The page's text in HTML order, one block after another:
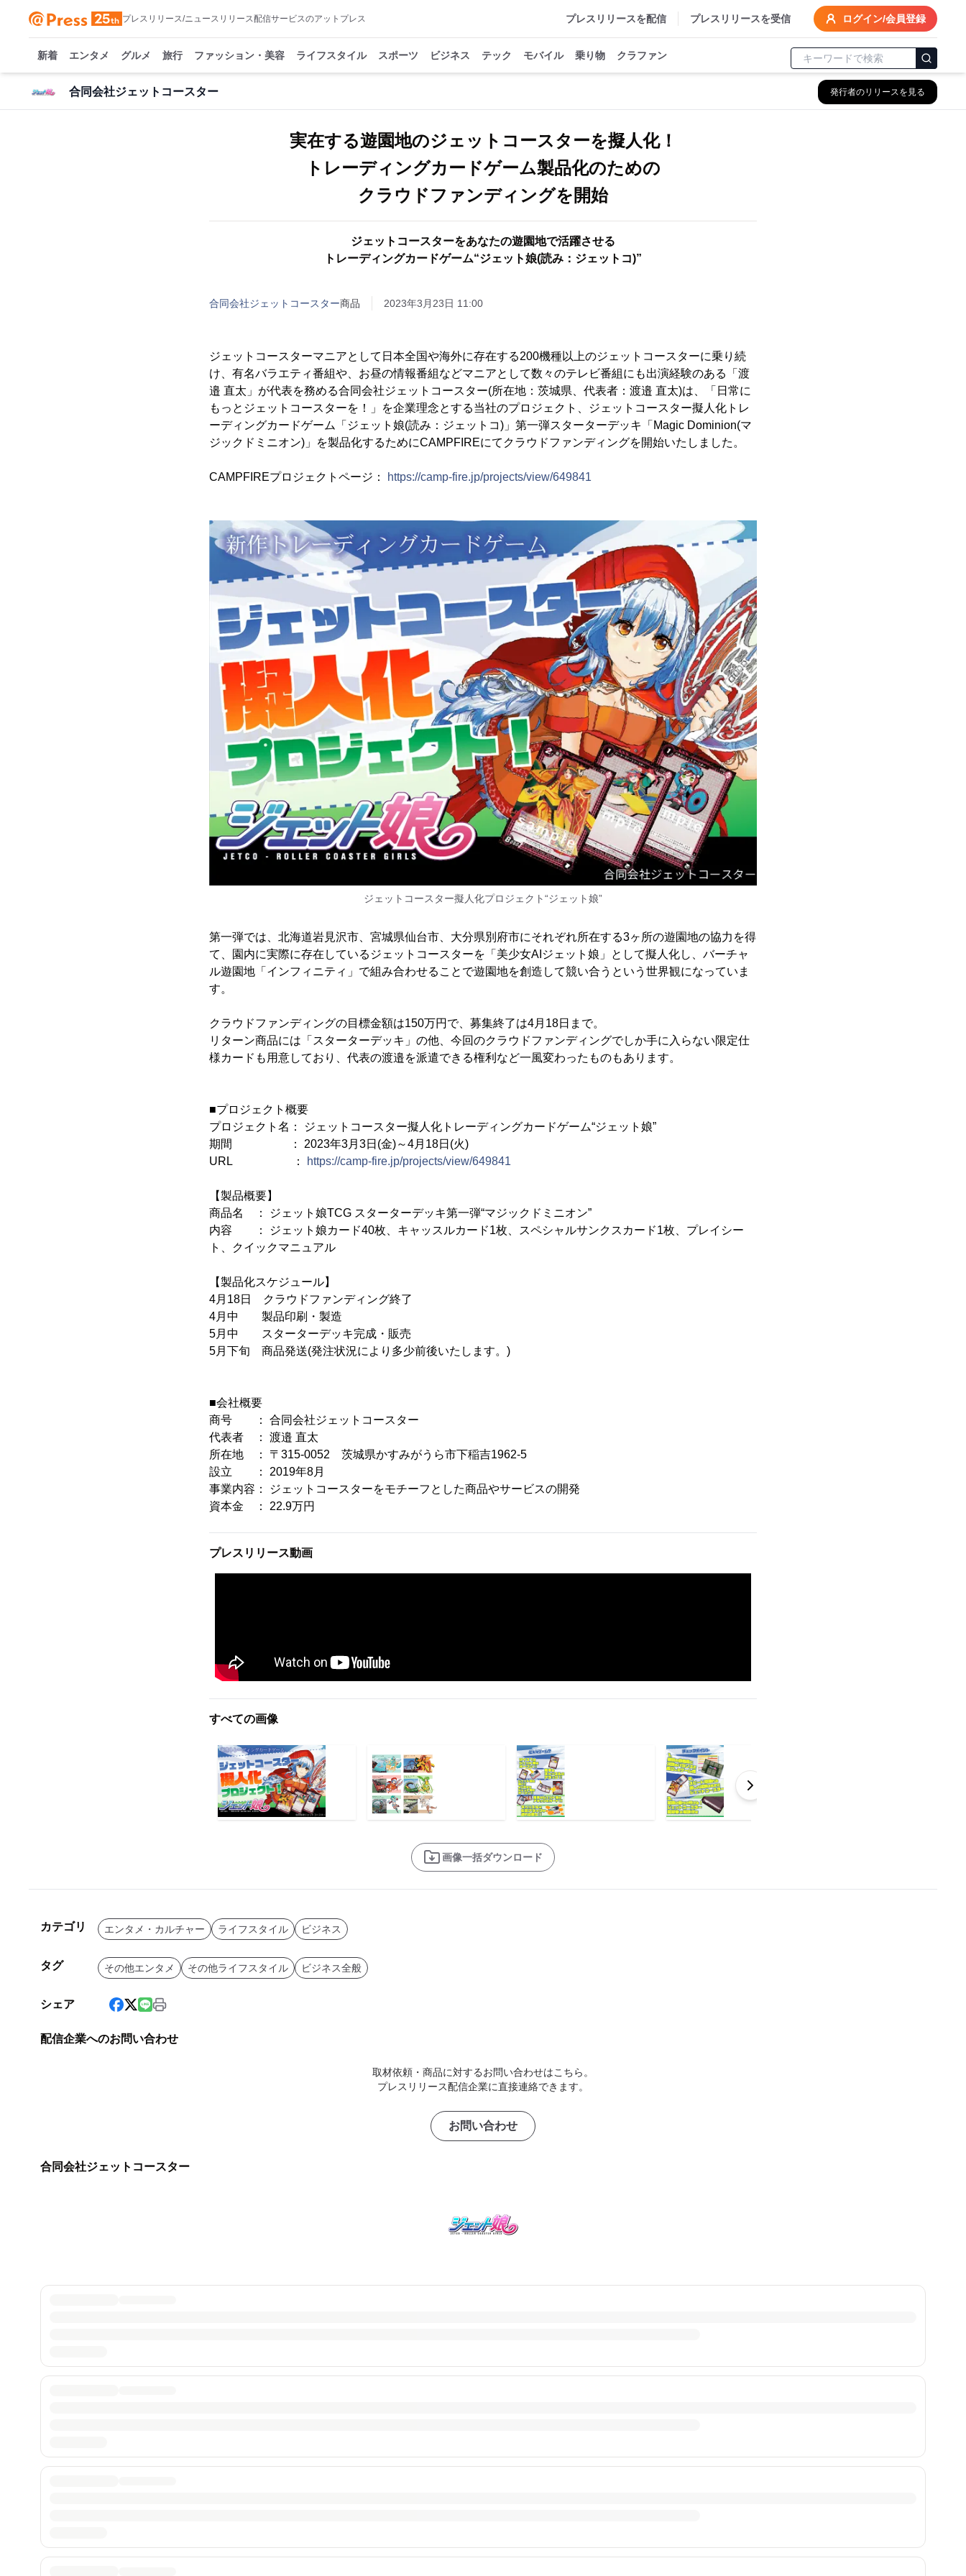
プレスリリース/ニュースリリース配信サービスのアットプレス プレスリリースを配信 プレスリリースを受信 ログイン/会員登録
新着 エンタメ グルメ 旅行 ファッション・美容 ライフスタイル スポーツ ビジネス テック モバイル 乗り物 クラファン
合同会社ジェットコースター 発行者のリリースを見る
実在する遊園地のジェットコースターを擬人化！
トレーディングカードゲーム製品化のための
クラウドファンディングを開始
ジェットコースターをあなたの遊園地で活躍させる
トレーディングカードゲーム“ジェット娘(読み：ジェットコ)”
合同会社ジェットコースター商品 2023年3月23日 11:00
ジェットコースターマニアとして日本全国や海外に存在する200機種以上のジェットコースターに乗り続
け、有名バラエティ番組や、お昼の情報番組などマニアとして数々のテレビ番組にも出演経験のある「渡
邉 直太」が代表を務める合同会社ジェットコースター(所在地：茨城県、代表者：渡邉 直太)は、「日常に
もっとジェットコースターを！」を企業理念とする当社のプロジェクト、ジェットコースター擬人化トレ
ーディングカードゲーム「ジェット娘(読み：ジェットコ)」第一弾スターターデッキ「Magic Dominion(マ
ジックドミニオン)」を製品化するためにCAMPFIREにてクラウドファンディングを開始いたしました。
CAMPFIREプロジェクトページ： https://camp-fire.jp/projects/view/649841
ジェットコースター擬人化プロジェクト“ジェット娘”
第一弾では、北海道岩見沢市、宮城県仙台市、大分県別府市にそれぞれ所在する3ヶ所の遊園地の協力を得
て、園内に実際に存在しているジェットコースターを「美少女AIジェット娘」として擬人化し、バーチャ
ル遊園地「インフィニティ」で組み合わせることで遊園地を創造して競い合うという世界観になっていま
す。
クラウドファンディングの目標金額は150万円で、募集終了は4月18日まで。
リターン商品には「スターターデッキ」の他、今回のクラウドファンディングでしか手に入らない限定仕
様カードも用意しており、代表の渡邉を派遣できる権利など一風変わったものもあります。
■プロジェクト概要
プロジェクト名： ジェットコースター擬人化トレーディングカードゲーム“ジェット娘”
期間 ： 2023年3月3日(金)～4月18日(火)
URL ：
https://camp-fire.jp/projects/view/649841
【製品概要】
商品名 ： ジェット娘TCG スターターデッキ第一弾“マジックドミニオン”
内容 ： ジェット娘カード40枚、キャッスルカード1枚、スペシャルサンクスカード1枚、プレイシー
ト、クイックマニュアル
【製品化スケジュール】
4月18日 クラウドファンディング終了
4月中 製品印刷・製造
5月中 スターターデッキ完成・販売
5月下旬 商品発送(発注状況により多少前後いたします。)
■会社概要
商号 ： 合同会社ジェットコースター
代表者 ： 渡邉 直太
所在地 ： 〒315-0052 茨城県かすみがうら市下稲吉1962-5
設立 ： 2019年8月
事業内容： ジェットコースターをモチーフとした商品やサービスの開発
資本金 ： 22.9万円
プレスリリース動画
すべての画像
画像一括ダウンロード
カテゴリ エンタメ・カルチャー ライフスタイル ビジネス
タグ その他エンタメ その他ライフスタイル ビジネス全般
シェア
配信企業へのお問い合わせ
取材依頼・商品に対するお問い合わせはこちら。
プレスリリース配信企業に直接連絡できます。
お問い合わせ
合同会社ジェットコースター